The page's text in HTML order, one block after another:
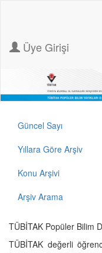
Üye Girişi
Güncel Sayı
Yıllara Göre Arşiv
Konu Arşivi
Arşiv Arama
TÜBİTAK Popüler Bilim
TÜBİTAK değerli